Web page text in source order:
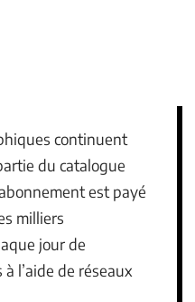
continuent
du catalogue
est payé
milliers
jour de
l’aide de réseaux